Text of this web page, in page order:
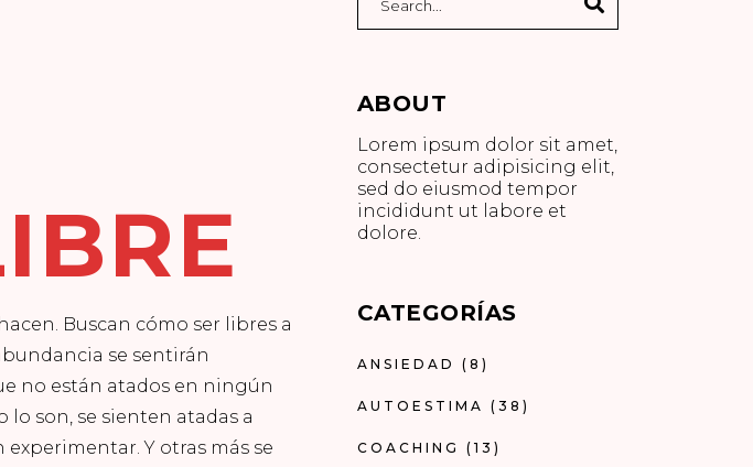
Buscan cómo ser libres a
se sentirán
no están atados en ningún
son, se sienten atadas a
Y otras más se
ABOUT
Lorem ipsum dolor sit amet,
consectetur adipisicing elit,
sed do eiusmod tempor
incididunt ut labore et
dolore.
CATEGORÍAS
ANSIEDAD (8)
AUTOESTIMA (38)
COACHING (13)